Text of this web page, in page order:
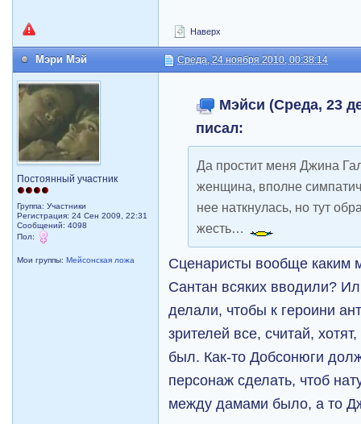
Наверх
Мэри Мэй Среда, 24 ноября 2010, 00:38:14
Постоянный участник
Группа: Участники
Регистрация: 24 Сен 2009, 22:31
Сообщений: 4098
Пол:
Мои группы:Мейсонская ложа
Мэйси (Среда, 23
писал:
Да простит меня Джина
женщина, вполне
нее наткнулась, но тут
жесть…
Сценаристы вообще каким
Сантан всяких вводили?
делали, чтобы к героини
зрителей все, считай,
был. Как-то Добсонюги
персонаж сделать, чтоб
между дамами было, а то